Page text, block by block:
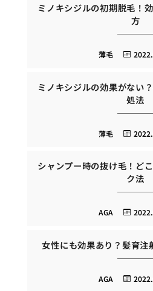
ミノキシジルの初期脱毛！
方
薄毛
ミノキシジルの効果がない
処法
薄毛
シャンプー時の抜け毛！ど
ク法
AGA
女性にも効果あり？髪育注
AGA